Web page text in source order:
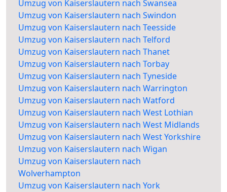
Umzug von Kaiserslautern nach Swansea
Umzug von Kaiserslautern nach Swindon
Umzug von Kaiserslautern nach Teesside
Umzug von Kaiserslautern nach Telford
Umzug von Kaiserslautern nach Thanet
Umzug von Kaiserslautern nach Torbay
Umzug von Kaiserslautern nach Tyneside
Umzug von Kaiserslautern nach Warrington
Umzug von Kaiserslautern nach Watford
Umzug von Kaiserslautern nach West Lothian
Umzug von Kaiserslautern nach West Midlands
Umzug von Kaiserslautern nach West Yorkshire
Umzug von Kaiserslautern nach Wigan
Umzug von Kaiserslautern nach
Wolverhampton
Umzug von Kaiserslautern nach York